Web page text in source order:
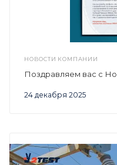
НОВОСТИ КОМПАНИИ
24 декабря 2025
Поздравляем вас с